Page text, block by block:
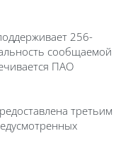
256-
сообщаемой
ПАО
третьим